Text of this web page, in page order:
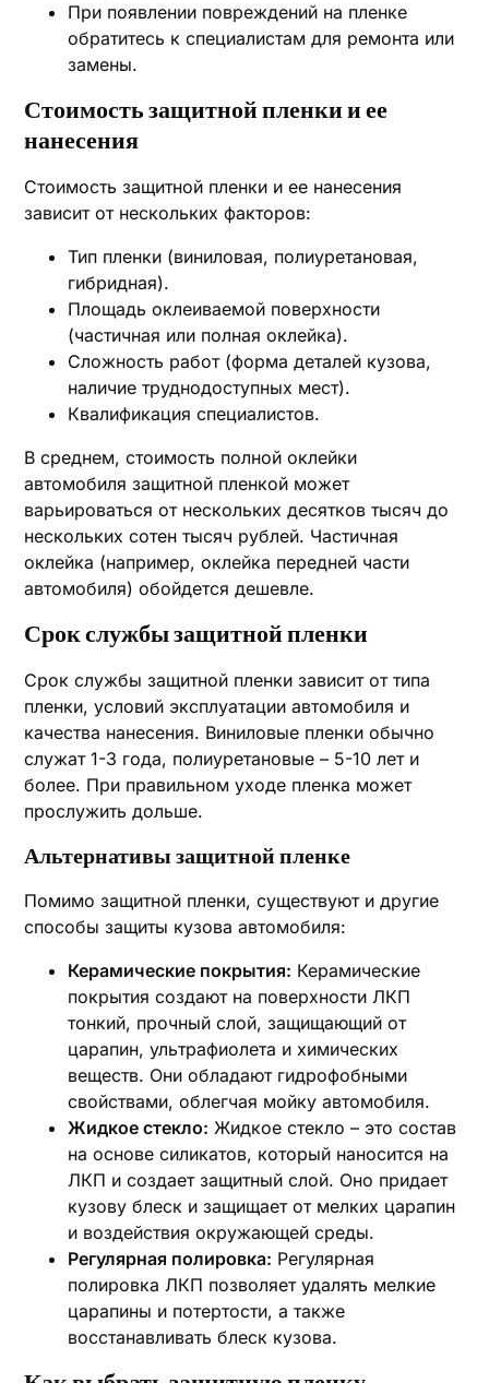
При появлении повреждений на пленке
обратитесь к специалистам для ремонта или
замены.
Стоимость защитной пленки и ее
нанесения
Стоимость защитной пленки и ее нанесения
зависит от нескольких факторов:
Тип пленки (виниловая, полиуретановая,
гибридная).
Площадь оклеиваемой поверхности
(частичная или полная оклейка).
Сложность работ (форма деталей кузова,
наличие труднодоступных мест).
Квалификация специалистов.
В среднем, стоимость полной оклейки
автомобиля защитной пленкой может
варьироваться от нескольких десятков тысяч до
нескольких сотен тысяч рублей. Частичная
оклейка (например, оклейка передней части
автомобиля) обойдется дешевле.
Срок службы защитной пленки
Срок службы защитной пленки зависит от типа
пленки, условий эксплуатации автомобиля и
качества нанесения. Виниловые пленки обычно
служат 1-3 года, полиуретановые – 5-10 лет и
более. При правильном уходе пленка может
прослужить дольше.
Альтернативы защитной пленке
Помимо защитной пленки, существуют и другие
способы защиты кузова автомобиля:
Керамические покрытия: Керамические
покрытия создают на поверхности ЛКП
тонкий, прочный слой, защищающий от
царапин, ультрафиолета и химических
веществ. Они обладают гидрофобными
свойствами, облегчая мойку автомобиля.
Жидкое стекло: Жидкое стекло – это состав
на основе силикатов, который наносится на
ЛКП и создает защитный слой. Оно придает
кузову блеск и защищает от мелких царапин
и воздействия окружающей среды.
Регулярная полировка: Регулярная
полировка ЛКП позволяет удалять мелкие
царапины и потертости, а также
восстанавливать блеск кузова.